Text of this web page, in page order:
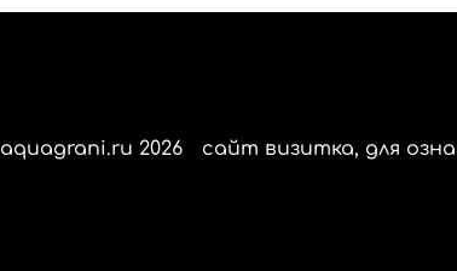
aquagrani.ru 2026 сайт визитка, для